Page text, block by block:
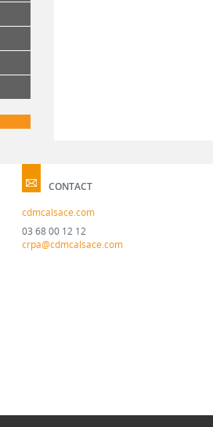
CONTACT
cdmcalsace.com
03 68 00 12 12
crpa@cdmcalsace.com